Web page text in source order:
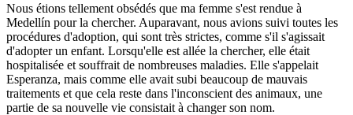
Nous étions tellement obsédés que ma femme s'est rendue à
Medellín pour la chercher. Auparavant, nous avions suivi toutes les
procédures d'adoption, qui sont très strictes, comme s'il s'agissait
d'adopter un enfant. Lorsqu'elle est allée la chercher, elle était
hospitalisée et souffrait de nombreuses maladies. Elle s'appelait
Esperanza, mais comme elle avait subi beaucoup de mauvais
traitements et que cela reste dans l'inconscient des animaux, une
partie de sa nouvelle vie consistait à changer son nom.